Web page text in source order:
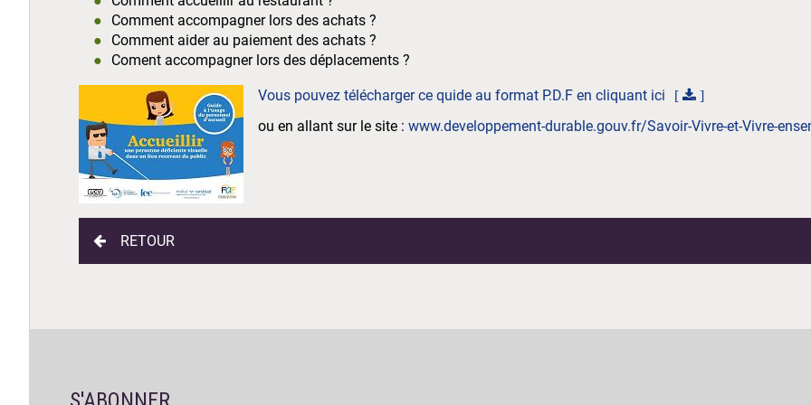
Comment accompagner lors des achats ?
Comment aider au paiement des achats ?
Coment accompagner lors des déplacements ?
Vous pouvez télécharger ce quide au format P.D.F en cliquant ici
ou en allant sur le site : www.developpement-durable.gouv.fr/Savoir-Vivre-et-Vivre-
RETOUR